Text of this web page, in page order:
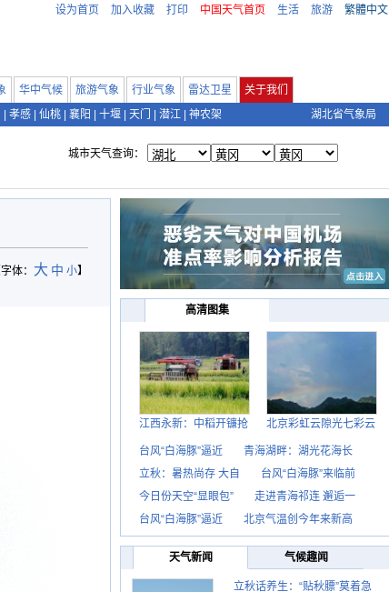
设为首页 加入收藏 打印 中国天气首页 生活 旅游 繁體中文
华中气候 旅游气象 行业气象 雷达卫星
关于我们
孝感 仙桃 襄阳 十堰 天门 潜江 神农架 湖北省气象局
城市天气查询：
字体： 大 中 小】
高清图集
江西永新：中稻开镰抢 北京彩虹云隙光七彩云
台风“白海豚”逼近
青海湖畔：湖光花海长
立秋：暑热尚存 大自
台风“白海豚”来临前
今日份天空“显眼包”
走进青海祁连 邂逅一
台风“白海豚”逼近
北京气温创今年来新高
天气新闻 气候趣闻
立秋话养生：“贴秋膘”莫着急